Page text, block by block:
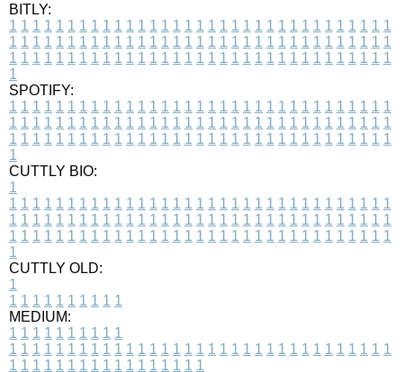
BITLY:
1 1 1 1 1 1 1 1 1 1 1 1 1 1 1 1 1 1 1 1 1 1 1 1 1 1 1 1 1 1 1 1 1
1 1 1 1 1 1 1 1 1 1 1 1 1 1 1 1 1 1 1 1 1 1 1 1 1 1 1 1 1 1 1 1 1
1 1 1 1 1 1 1 1 1 1 1 1 1 1 1 1 1 1 1 1 1 1 1 1 1 1 1 1 1 1 1 1 1
1
SPOTIFY:
1 1 1 1 1 1 1 1 1 1 1 1 1 1 1 1 1 1 1 1 1 1 1 1 1 1 1 1 1 1 1 1 1
1 1 1 1 1 1 1 1 1 1 1 1 1 1 1 1 1 1 1 1 1 1 1 1 1 1 1 1 1 1 1 1 1
1 1 1 1 1 1 1 1 1 1 1 1 1 1 1 1 1 1 1 1 1 1 1 1 1 1 1 1 1 1 1 1 1
1
CUTTLY BIO:
1
1 1 1 1 1 1 1 1 1 1 1 1 1 1 1 1 1 1 1 1 1 1 1 1 1 1 1 1 1 1 1 1 1
1 1 1 1 1 1 1 1 1 1 1 1 1 1 1 1 1 1 1 1 1 1 1 1 1 1 1 1 1 1 1 1 1
1 1 1 1 1 1 1 1 1 1 1 1 1 1 1 1 1 1 1 1 1 1 1 1 1 1 1 1 1 1 1 1 1
1
CUTTLY OLD:
1
1 1 1 1 1 1 1 1 1 1
MEDIUM:
1 1 1 1 1 1 1 1 1 1
1 1 1 1 1 1 1 1 1 1 1 1 1 1 1 1 1 1 1 1 1 1 1 1 1 1 1 1 1 1 1 1 1
1 1 1 1 1 1 1 1 1 1 1 1 1 1 1 1 1